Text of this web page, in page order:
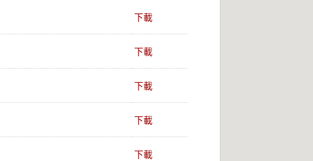
下載
下載
下載
下載
下載